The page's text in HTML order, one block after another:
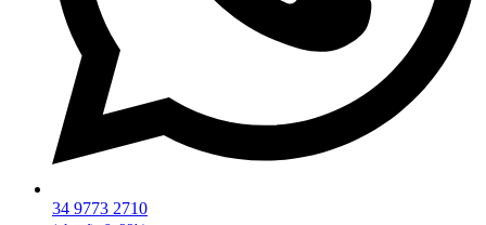
34 9773 2710